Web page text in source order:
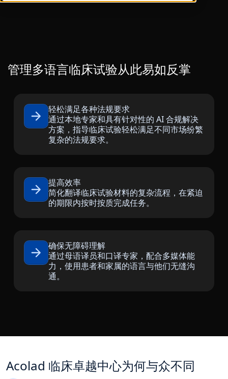
所有解决方案
生命科学
金融
快速、智能且可扩展的 AI 翻译
与我们一起打造您的未来
加入我们的全球网络
管理多语言临床试验从此易如反掌
轻松满足各种法规要求
通过本地专家和具有针对性的 AI 合规解决
方案，指导临床试验轻松满足不同市场纷繁
复杂的法规要求。
提高效率
简化翻译临床试验材料的复杂流程，在紧迫
的期限内按时按质完成任务。
确保无障碍理解
通过母语译员和口译专家，配合多媒体能
力，使用患者和家属的语言与他们无缝沟
通。
Acolad 临床卓越中心为何与众不同